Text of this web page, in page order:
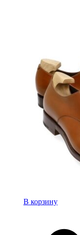
В корзину